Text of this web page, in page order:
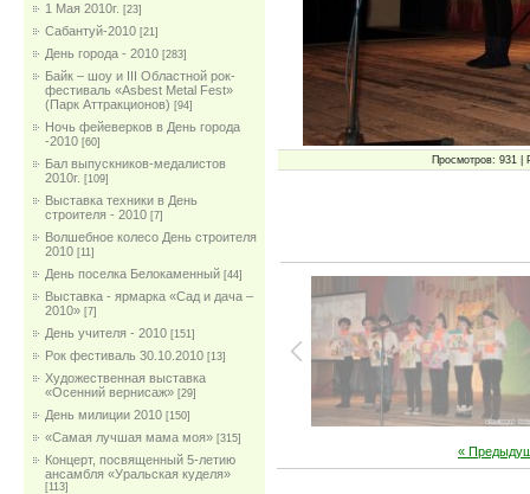
1 Мая 2010г. [23]
Сабантуй-2010 [21]
День города - 2010 [283]
Байк – шоу и III Областной рок-
фестиваль «Asbest Metal Fest»
(Парк Аттракционов) [94]
Ночь фейеверков в День города
-2010 [60]
Бал выпускников-медалистов
2010г. [109]
Выставка техники в День
строителя - 2010 [7]
Волшебное колесо День строителя
2010 [11]
День поселка Белокаменный [44]
Выставка - ярмарка «Сад и дача –
2010» [7]
День учителя - 2010 [151]
Рок фестиваль 30.10.2010 [13]
Художественная выставка
«Осенний вернисаж» [29]
День милиции 2010 [150]
«Самая лучшая мама моя» [315]
Концерт, посвященный 5-летию
ансамбля «Уральская куделя»
[113]
Просмотров: 931 |
«